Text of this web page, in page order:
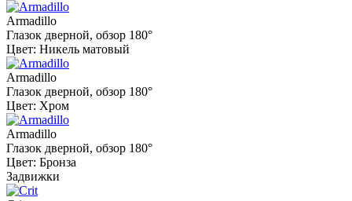
Armadillo
Глазок дверной, обзор 180°
Цвет: Никель матовый
Armadillo
Глазок дверной, обзор 180°
Цвет: Хром
Armadillo
Глазок дверной, обзор 180°
Цвет: Бронза
Задвижки